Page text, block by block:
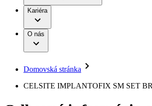
Terapie
Kontinencia a urológia
Liečba bolesti
Miniinvazívna chirurgia
B. Braun Avitum
Ochorenia
Služby pre pacientov
Práca a kariéra
Naša kultúra
Vaša príležitosť
Zodpovednosť
Médiá
Tlačové správy
Kariéra
O nás
Domovská stránka
CELSITE IMPLANTOFIX SM SET